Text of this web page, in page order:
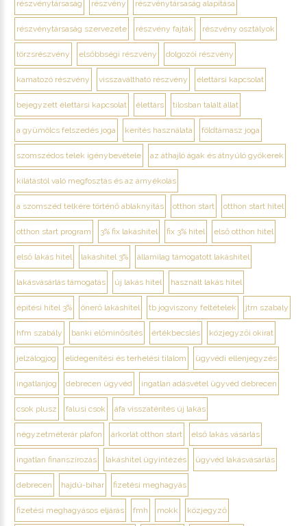
részvénytársaság részvény részvénytársaság alapítása
részvénytársaság szervezete részvény fajták részvény osztályok
törzsrészvény elsőbbségi részvény dolgozói részvény
kamatozó részvény visszaváltható részvény élettársi kapcsolat
bejegyzett élettársi kapcsolat élettárs tilosban talált állat
a gyümölcs felszedés joga kerítés használata földtámasz joga
szomszédos telek igénybevétele az áthajló ágak és átnyúló gyökerek
kilátástól való megfosztás és az árnyékolás
a szomszéd telkére történő ablaknyitás otthon start otthon start hitel
otthon start program 3% fix lakáshitel fix 3% hitel első otthon hitel
első lakás hitel lakáshitel 3% államilag támogatott lakáshitel
lakásvásárlás támogatás új lakás hitel használt lakás hitel
építési hitel 3% önerő lakáshitel tb jogviszony feltételek jtm szabály
hfm szabály banki előminősítés értékbecslés közjegyzői okirat
jelzálogjog elidegenítési és terhelési tilalom ügyvédi ellenjegyzés
ingatlanjog debrecen ügyvéd ingatlan adásvétel ügyvéd debrecen
csok plusz falusi csok áfa visszatérítés új lakás
négyzetméterár plafon árkorlát otthon start első lakás vásárlás
ingatlan finanszírozás lakáshitel ügyintézés ügyvéd lakásvásárlás
debrecen hajdú-bihar fizetési meghagyás
fizetési meghagyásos eljárás fmh mokk közjegyző